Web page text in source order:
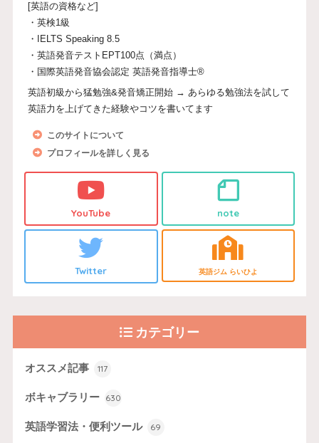
[英語の資格など]
・英検1級
・IELTS Speaking 8.5
・英語発音テストEPT100点（満点）
・国際英語発音協会認定 英語発音指導士®
英語初級から猛勉強&発音矯正開始 → あらゆる勉強法を試して
英語力を上げてきた経験やコツを書いてます
このサイトについて
プロフィールを詳しく見る
YouTube note
Twitter 英語ジム らいひよ
カテゴリー
オススメ記事 117
ボキャブラリー 630
英語学習法・便利ツール 69